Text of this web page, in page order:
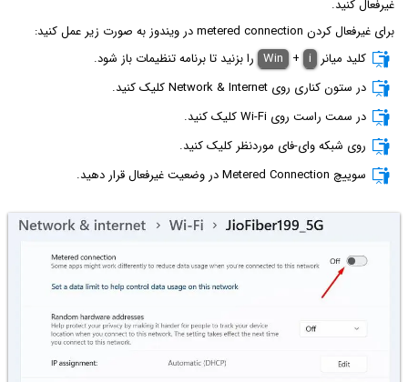
غیرفعال کنید.
برای غیرفعال کردن metered connection در ویندوز به صورت زیر عمل کنید:
کلید میانر
Win + i
را بزنید تا برنامه تنظیمات باز شود.
در ستون کناری روی Network & Internet کلیک کنید.
در سمت راست روی Wi-Fi کلیک کنید.
روی شبکه وای-فای موردنظر کلیک کنید.
سوییچ Metered Connection در وضعیت غیرفعال قرار دهید.